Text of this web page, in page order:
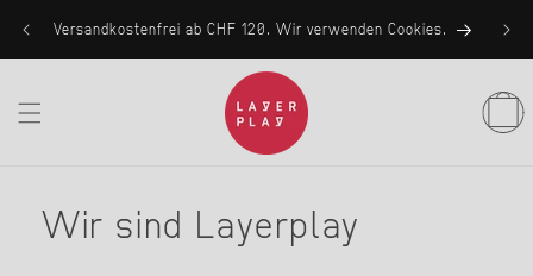
zum
Versandkostenfrei ab CHF 120. Wir verwenden Cookies.
Wir sind Layerplay